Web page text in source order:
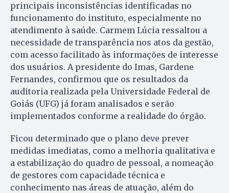
principais inconsistências identificadas no
funcionamento do instituto, especialmente no
atendimento à saúde. Carmem Lúcia ressaltou a
necessidade de transparência nos atos da gestão,
com acesso facilitado às informações de interesse
dos usuários. A presidente do Imas, Gardene
Fernandes, confirmou que os resultados da
auditoria realizada pela Universidade Federal de
Goiás (UFG) já foram analisados e serão
implementados conforme a realidade do órgão.
Ficou determinado que o plano deve prever
medidas imediatas, como a melhoria qualitativa e
a estabilização do quadro de pessoal, a nomeação
de gestores com capacidade técnica e
conhecimento nas áreas de atuação, além do